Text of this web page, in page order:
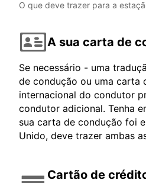
O que deve trazer para a
A sua carta de
Se necessário - uma
de condução ou uma carta
internacional do condutor
condutor adicional. Tenha
sua carta de condução foi
Unido, deve trazer ambas
Cartão de